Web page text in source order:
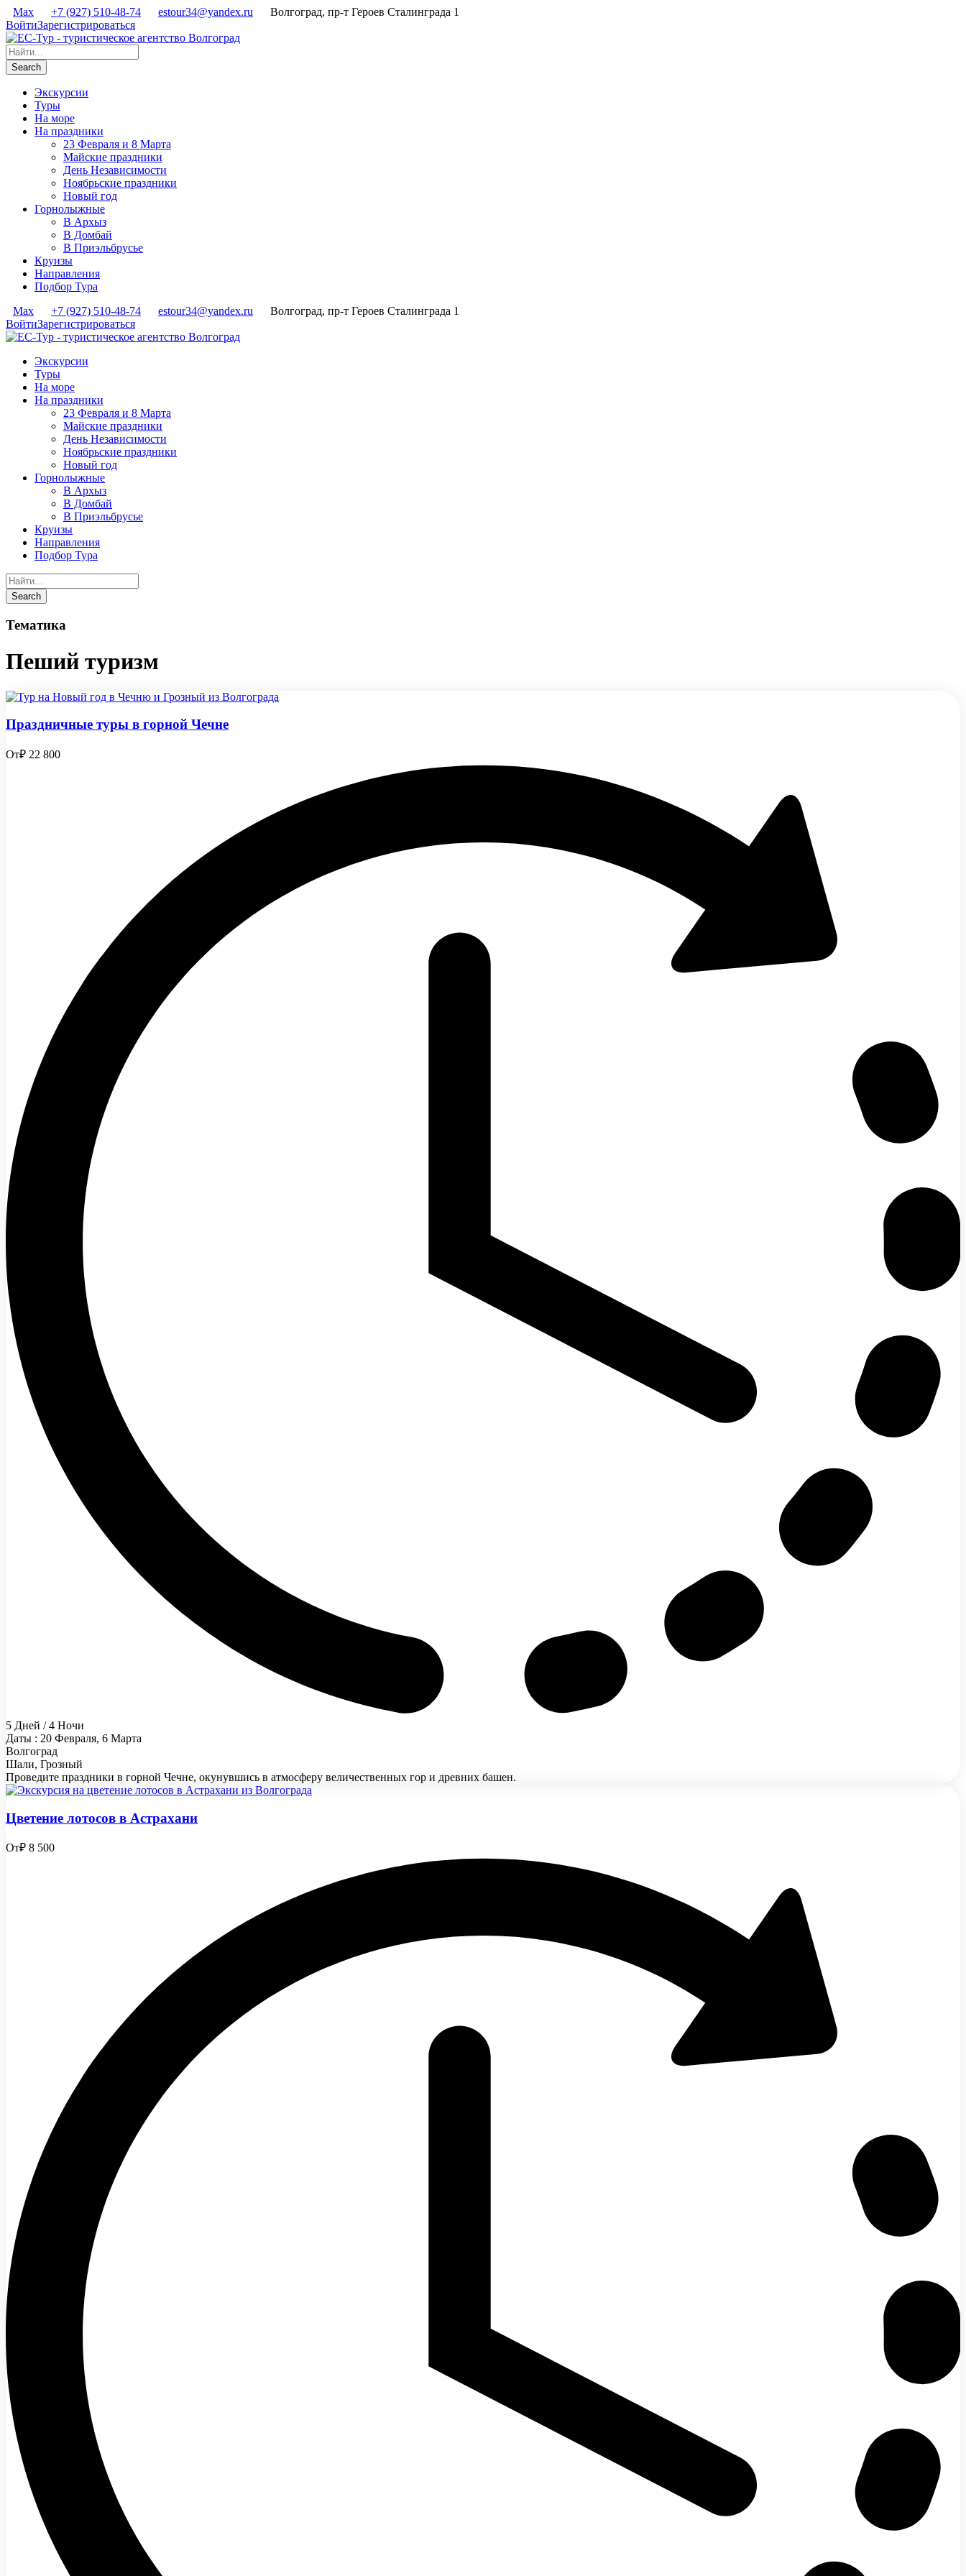
Max +7 (927) 510-48-74 estour34@yandex.ru
Волгоград, пр-т Героев Сталинграда 1
ВойтиЗарегистрироваться
Экскурсии
Туры
На море
На праздники
23 Февраля и 8 Марта
Майские праздники
День Независимости
Ноябрьские праздники
Новый год
Горнолыжные
В Архыз
В Домбай
В Приэльбрусье
Круизы
Направления
Подбор Тура
Max
+7 (927) 510-48-74 estour34@yandex.ru
Волгоград, пр-т Героев Сталинграда 1
ВойтиЗарегистрироваться
Экскурсии
Туры
На море
На праздники
23 Февраля и 8 Марта
Майские праздники
День Независимости
Ноябрьские праздники
Новый год
Горнолыжные
В Архыз
В Домбай
В Приэльбрусье
Круизы
Направления
Подбор Тура
Тематика
Пеший туризм
Праздничные туры в горной Чечне
От₽ 22 800
5 Дней / 4 Ночи
Даты : 20 Февраля, 6 Марта
Волгоград
Шали, Грозный
Проведите праздники в горной Чечне, окунувшись в атмосферу величественных гор и древних башен.
Цветение лотосов в Астрахани
От₽ 8 500